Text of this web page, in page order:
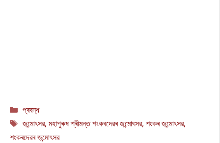
Categories
প্ৰবন্ধ
Tags
জন্মোৎসৱ, মহাপুৰুষ শ্ৰীমন্ত শংকৰদেৱৰ জন্মোৎসৱ, শংকৰ জন্মোৎসৱ,
শংকৰদেৱৰ জন্মোৎসৱ